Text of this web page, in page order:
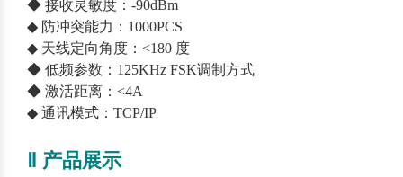
◆ 接收灵敏度：-90dBm
◆ 防冲突能力：1000PCS
◆ 天线定向角度：<180 度
◆ 低频参数：125KHz FSK调制方式
◆ 激活距离：<4A
◆ 通讯模式：TCP/IP
Ⅱ 产品展示